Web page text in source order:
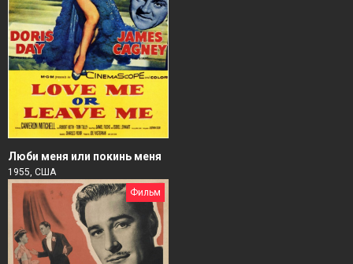
Люби меня или покинь меня
1955, США
Фильм